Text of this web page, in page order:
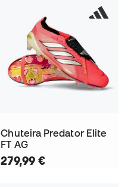
Chuteira Predator Elite
FT AG
279,99 €